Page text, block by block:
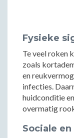
Fysieke
Te veel roken
zoals
en
infecties.
huidconditie
overmatig
Sociale